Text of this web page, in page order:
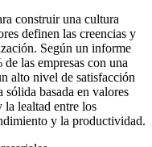
construir una cultura
definen las creencias y
Según un informe
las empresas con una
alto nivel de satisfacción
sólida basada en valores
lealtad entre los
y la productividad.